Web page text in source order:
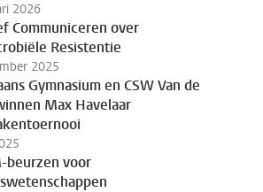
2026
Communiceren over
Resistentie
2025
Gymnasium en CSW Van de
Max Havelaar
beurzen voor